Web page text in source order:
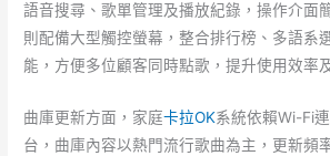
語音搜尋、歌單管理及播放紀錄，操作介面
則配備大型觸控螢幕，整合排行榜、多語系
能，方便多位顧客同時點歌，提升使用效率
曲庫更新方面，家庭卡拉OK系統依賴Wi-Fi
台，曲庫內容以熱門流行歌曲為主，更新頻